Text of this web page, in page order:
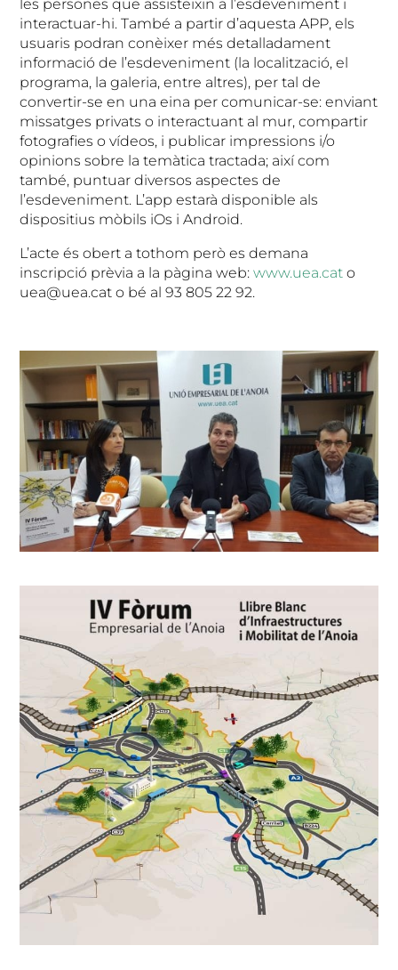
les persones que assisteixin a l’esdeveniment i
interactuar-hi. També a partir d’aquesta APP, els
usuaris podran conèixer més detalladament
informació de l’esdeveniment (la localització, el
programa, la galeria, entre altres), per tal de
convertir-se en una eina per comunicar-se: enviant
missatges privats o interactuant al mur, compartir
fotografies o vídeos, i publicar impressions i/o
opinions sobre la temàtica tractada; així com
també, puntuar diversos aspectes de
l’esdeveniment. L’app estarà disponible als
dispositius mòbils iOs i Android.
L’acte és obert a tothom però es demana
inscripció prèvia a la pàgina web:www.uea.cato
uea@uea.cat o bé al 93 805 22 92.